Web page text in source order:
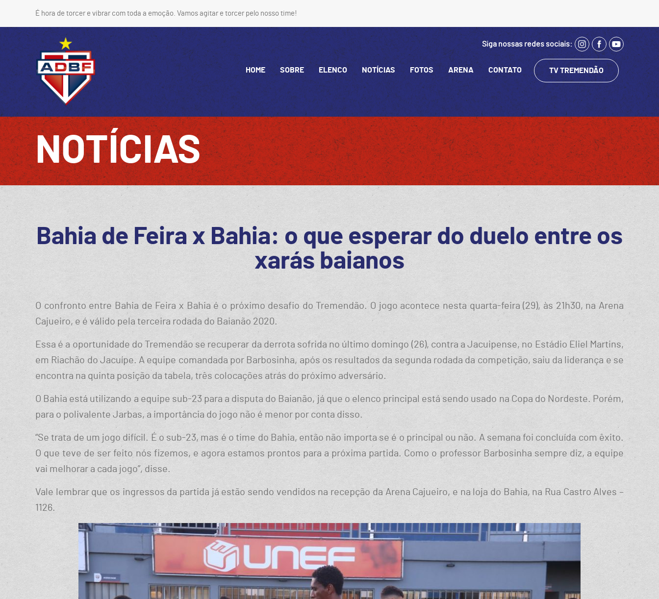
É hora de torcer e vibrar com toda a emoção. Vamos agitar e torcer pelo nosso time!
Siga nossas redes sociais:
HOME SOBRE ELENCO NOTÍCIAS FOTOS ARENA CONTATO TV TREMENDÃO
NOTÍCIAS
Bahia de Feira x Bahia: o que esperar do duelo entre os
xarás baianos
O confronto entre Bahia de Feira x Bahia é o próximo desafio do Tremendão. O jogo acontece nesta quarta-feira (29), às 21h30, na Arena
Cajueiro, e é válido pela terceira rodada do Baianão 2020.
Essa é a oportunidade do Tremendão se recuperar da derrota sofrida no último domingo (26), contra a Jacuipense, no Estádio Eliel Martins,
em Riachão do Jacuípe. A equipe comandada por Barbosinha, após os resultados da segunda rodada da competição, saiu da liderança e se
encontra na quinta posição da tabela, três colocações atrás do próximo adversário.
O Bahia está utilizando a equipe sub-23 para a disputa do Baianão, já que o elenco principal está sendo usado na Copa do Nordeste. Porém,
para o polivalente Jarbas, a importância do jogo não é menor por conta disso.
“Se trata de um jogo difícil. É o sub-23, mas é o time do Bahia, então não importa se é o principal ou não. A semana foi concluída com êxito.
O que teve de ser feito nós fizemos, e agora estamos prontos para a próxima partida. Como o professor Barbosinha sempre diz, a equipe
vai melhorar a cada jogo”, disse.
Vale lembrar que os ingressos da partida já estão sendo vendidos na recepção da Arena Cajueiro, e na loja do Bahia, na Rua Castro Alves –
1126.